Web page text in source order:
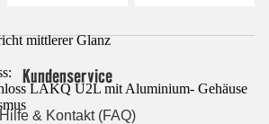
mittlerer Glanz
LAKQ U2L mit Aluminium- Gehäuse
Kundenservice
Hilfe & Kontakt (FAQ)